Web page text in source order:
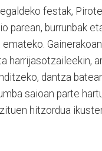
festak,
parean, burrunbak
harrijasotzaileekin,
dantza
saioan parte
hitzordua